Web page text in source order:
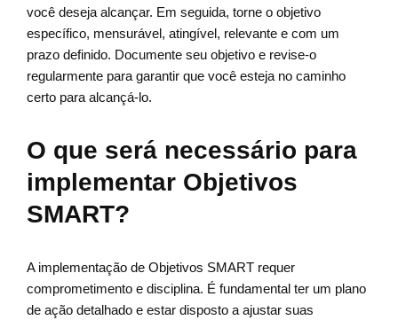
você deseja alcançar. Em seguida, torne o objetivo
específico, mensurável, atingível, relevante e com um
prazo definido. Documente seu objetivo e revise-o
regularmente para garantir que você esteja no caminho
certo para alcançá-lo.
O que será necessário para
implementar Objetivos
SMART?
A implementação de Objetivos SMART requer
comprometimento e disciplina. É fundamental ter um plano
de ação detalhado e estar disposto a ajustar suas